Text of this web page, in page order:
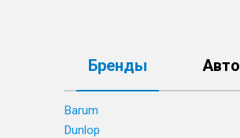
Бренды Авто
Barum
Dunlop